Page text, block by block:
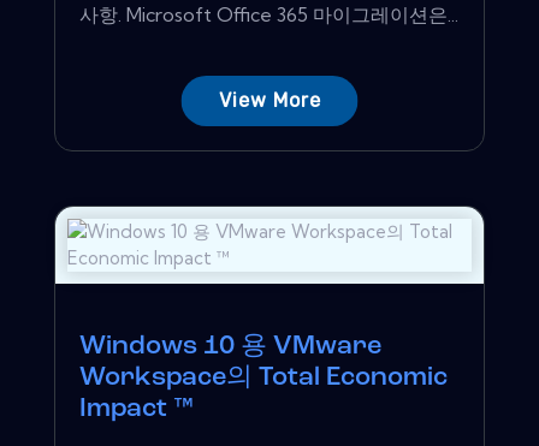
사항. Microsoft Office 365 마이그레이션은...
View More
Windows 10 용 VMware
Workspace의 Total Economic
Impact ™